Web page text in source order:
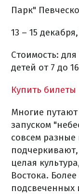
Парк"
13 – 15
Стоимость:
детей от 7 до
Купить билеты
Многие
запуском
совсем
целая
Востока.
подсвеченных